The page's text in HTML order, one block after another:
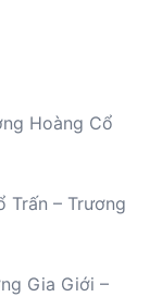
Hoàng Cổ
Trấn – Trương
Gia Giới –